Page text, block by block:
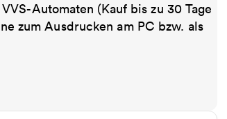
Automaten (Kauf bis zu 30 Tage
zum Ausdrucken am PC bzw. als